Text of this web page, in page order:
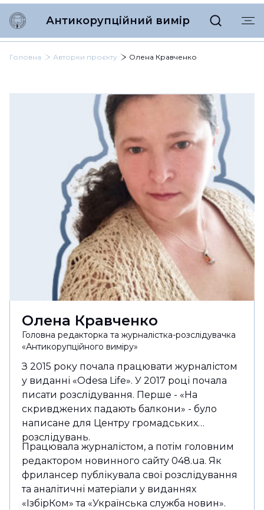
Антикорупційний вимір
Головна Авторки проєкту Олена Кравченко
Олена Кравченко
Головна редакторка та журналістка-розслідувачка
«Антикорупційного виміру»
З 2015 року почала працювати журналістом
у виданні «Odesa Life». У 2017 році почала
писати розслідування. Перше - «На
скривджених падають балкони» - було
написане для Центру громадських
розслідувань.
Працювала журналістом, а потім головним
редактором новинного сайту 048.ua. Як
фрилансер публікувала свої розслідування
та аналітичні матеріали у виданнях
«ІзбірКом» та «Українська служба новин».